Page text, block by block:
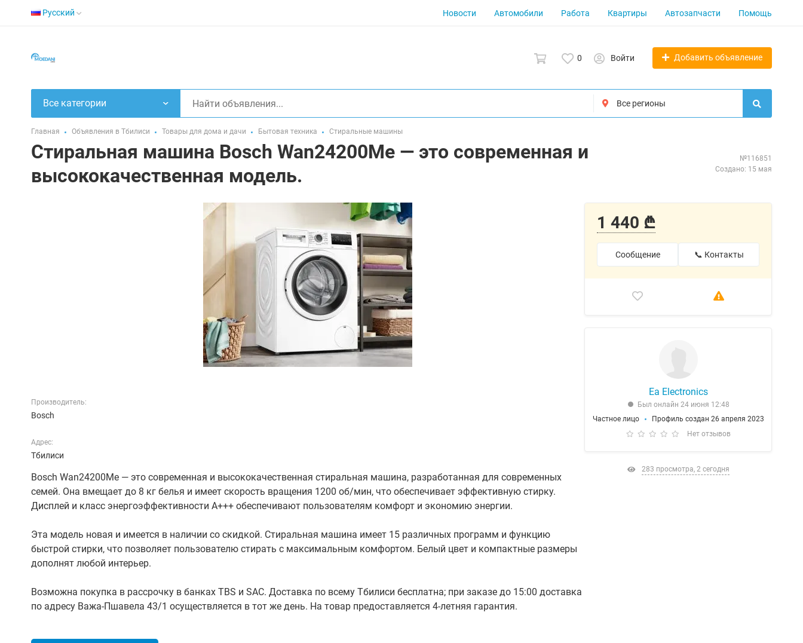
Русский Новости Автомобили Работа Квартиры Автозапчасти Помощь
0 Войти Добавить объявление
Все категории
Главная Объявления в Тбилиси Товары для дома и дачи Бытовая техника Стиральные машины
Стиральная машина Bosch Wan24200Me — это современная и
высококачественная модель.
№116851
Создано: 15 мая
Производитель:
Bosch
Адрес:
Тбилиси
Bosch Wan24200Me — это современная и высококачественная стиральная машина, разработанная для современных
семей. Она вмещает до 8 кг белья и имеет скорость вращения 1200 об/мин, что обеспечивает эффективную стирку.
Дисплей и класс энергоэффективности A+++ обеспечивают пользователям комфорт и экономию энергии.
Эта модель новая и имеется в наличии со скидкой. Стиральная машина имеет 15 различных программ и функцию
быстрой стирки, что позволяет пользователю стирать с максимальным комфортом. Белый цвет и компактные размеры
дополнят любой интерьер.
Возможна покупка в рассрочку в банках TBS и SAC. Доставка по всему Тбилиси бесплатна; при заказе до 15:00 доставка
по адресу Важа-Пшавела 43/1 осуществляется в тот же день. На товар предоставляется 4-летняя гарантия.
1 440 ₾
Сообщение 📞 Контакты
Ea Electronics
Был онлайн 24 июня 12:48
Частное лицо
Профиль создан 26 апреля 2023
Нет отзывов
283 просмотра, 2 сегодня